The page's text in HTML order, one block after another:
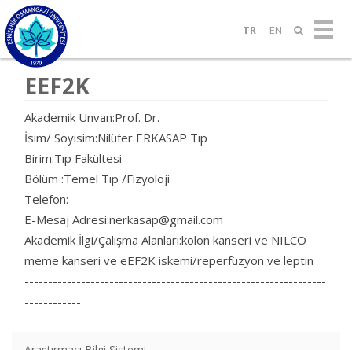
TR EN
EEF2K
Akademik Unvan:Prof. Dr.
İsim/ Soyisim:Nilüfer ERKASAP Tıp
Birim:Tıp Fakültesi
Bölüm :Temel Tıp /Fizyoloji
Telefon:
E-Mesaj Adresi:nerkasap@gmail.com
Akademik İlgi/Çalışma Alanları:kolon kanseri ve NILCO
meme kanseri ve eEF2K iskemi/reperfüzyon ve leptin
----------------------------------------------------------------
------------